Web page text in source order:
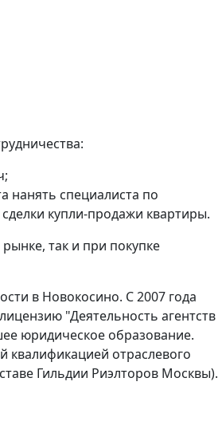
нанять специалиста по
купли-продажи квартиры.
так и при покупке
в Новокосино. С 2007 года
"Деятельность агентств
юридическое образование.
отраслевого
Гильдии Риэлторов Москвы).